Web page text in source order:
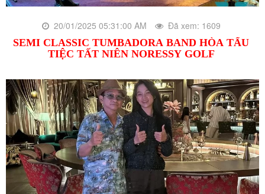
20/01/2025 05:31:00 AM Đã xem: 1609
SEMI CLASSIC TUMBADORA BAND HÒA TẤU
TIỆC TẤT NIÊN NORESSY GOLF